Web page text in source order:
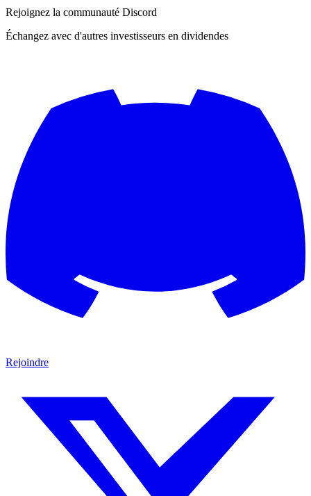
Rejoignez la communauté Discord
Échangez avec d'autres investisseurs en dividendes
Rejoindre